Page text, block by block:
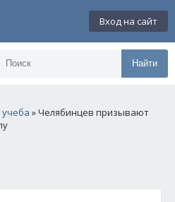
Вход на сайт
Найти
» Челябинцев призывают